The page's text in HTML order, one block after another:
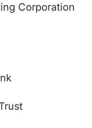
Corporation